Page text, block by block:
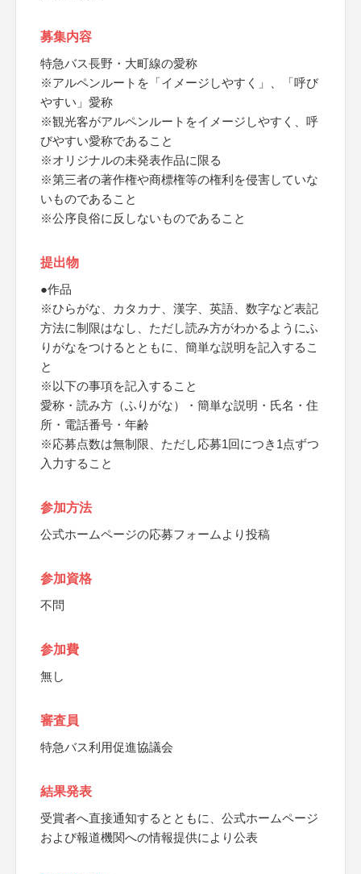
募集内容
特急バス長野・大町線の愛称
※アルペンルートを「イメージしやすく」、「呼び
やすい」愛称
※観光客がアルペンルートをイメージしやすく、呼
びやすい愛称であること
※オリジナルの未発表作品に限る
※第三者の著作権や商標権等の権利を侵害していな
いものであること
※公序良俗に反しないものであること
提出物
●作品
※ひらがな、カタカナ、漢字、英語、数字など表記
方法に制限はなし、ただし読み方がわかるようにふ
りがなをつけるとともに、簡単な説明を記入するこ
と
※以下の事項を記入すること
愛称・読み方（ふりがな）・簡単な説明・氏名・住
所・電話番号・年齢
※応募点数は無制限、ただし応募1回につき1点ずつ
入力すること
参加方法
公式ホームページの応募フォームより投稿
参加資格
不問
参加費
無し
審査員
特急バス利用促進協議会
結果発表
受賞者へ直接通知するとともに、公式ホームページ
および報道機関への情報提供により公表